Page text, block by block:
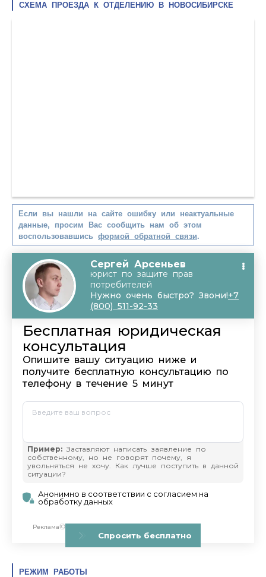
СХЕМА ПРОЕЗДА К ОТДЕЛЕНИЮ В НОВОСИБИРСКЕ
Если вы нашли на сайте ошибку или неактуальные
данные, просим Вас сообщить нам об этом
воспользовавшись формой обратной связи.
РЕЖИМ РАБОТЫ